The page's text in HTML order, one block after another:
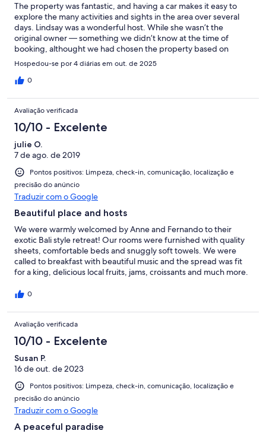
The property was fantastic, and having a car makes it easy to
explore the many activities and sights in the area over several
days. Lindsay was a wonderful host. While she wasn’t the
original owner — something we didn’t know at the time of
booking, althought we had chosen the property based on
reviews of the original host... — she gave us a warm welcome
and generously shared all the local knowledge she had
gathered about nearby attractions as a tourist herself. In the
have had with the original owner.
Hospedou-se por 4 diárias em out. de 2025
0
Avaliação verificada
10/10 - Excelente
julie O.
7 de ago. de 2019
Pontos positivos: Limpeza, check-in, comunicação, localização e
precisão do anúncio
Traduzir com o Google
Beautiful place and hosts
We were warmly welcomed by Anne and Fernando to their
exotic Bali style retreat! Our rooms were furnished with quality
sheets, comfortable beds and snuggly soft towels. We were
called to breakfast with beautiful music and the spread was fit
for a king, delicious local fruits, jams, croissants and much more.
the beach. Perfect hosts and very helpful guiding us to great
hosts who will spoil you in every way to make your holiday a
memorable one!
0
Avaliação verificada
10/10 - Excelente
Susan P.
16 de out. de 2023
Pontos positivos: Limpeza, check-in, comunicação, localização e
precisão do anúncio
Traduzir com o Google
A peaceful paradise